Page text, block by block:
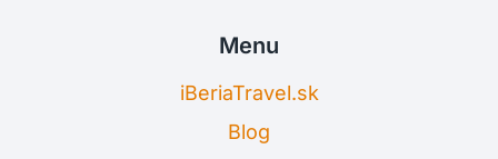
Menu
iBeriaTravel.sk
Blog